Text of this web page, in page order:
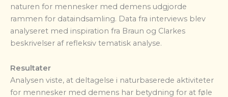
naturen for mennesker med demens udgjorde
rammen for dataindsamling. Data fra interviews blev
analyseret med inspiration fra Braun og Clarkes
beskrivelser af refleksiv tematisk analyse.
Resultater
Analysen viste, at deltagelse i naturbaserede aktiviteter
for mennesker med demens har betydning for at føle